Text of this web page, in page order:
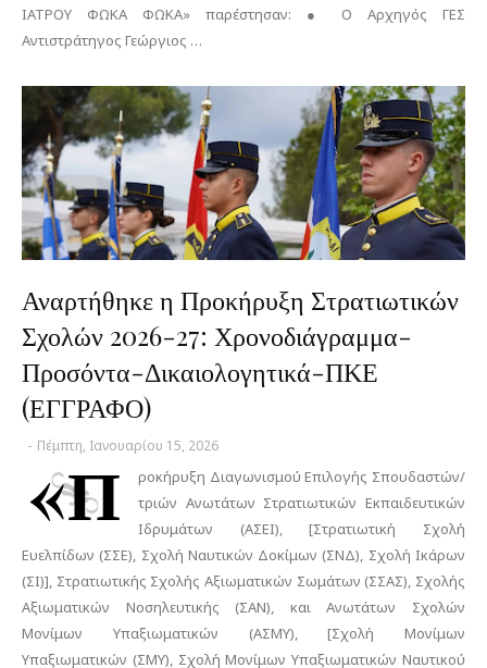
ΙΑΤΡΟΥ ΦΩΚΑ ΦΩΚΑ» παρέστησαν: ● Ο Αρχηγός ΓΕΣ
Αντιστράτηγος Γεώργιος …
Αναρτήθηκε η Προκήρυξη Στρατιωτικών
Σχολών 2026-27: Χρονοδιάγραμμα-
Προσόντα-Δικαιολογητικά-ΠΚΕ
(ΕΓΓΡΑΦΟ)
- Πέμπτη, Ιανουαρίου 15, 2026
«Π
ροκήρυξη Διαγωνισμού Επιλογής Σπουδαστών/
τριών Ανωτάτων Στρατιωτικών Εκπαιδευτικών
Ιδρυμάτων (ΑΣΕΙ), [Στρατιωτική Σχολή
Ευελπίδων (ΣΣΕ), Σχολή Ναυτικών Δοκίμων (ΣΝΔ), Σχολή Ικάρων
(ΣΙ)], Στρατιωτικής Σχολής Αξιωματικών Σωμάτων (ΣΣΑΣ), Σχολής
Αξιωματικών Νοσηλευτικής (ΣΑΝ), και Ανωτάτων Σχολών
Μονίμων Υπαξιωματικών (ΑΣΜΥ), [Σχολή Μονίμων
Υπαξιωματικών (ΣΜΥ), Σχολή Μονίμων Υπαξιωματικών Ναυτικού